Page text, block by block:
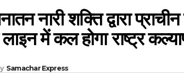
नारी शक्ति द्वारा
में कल होगा राष्ट्र
Samachar Express